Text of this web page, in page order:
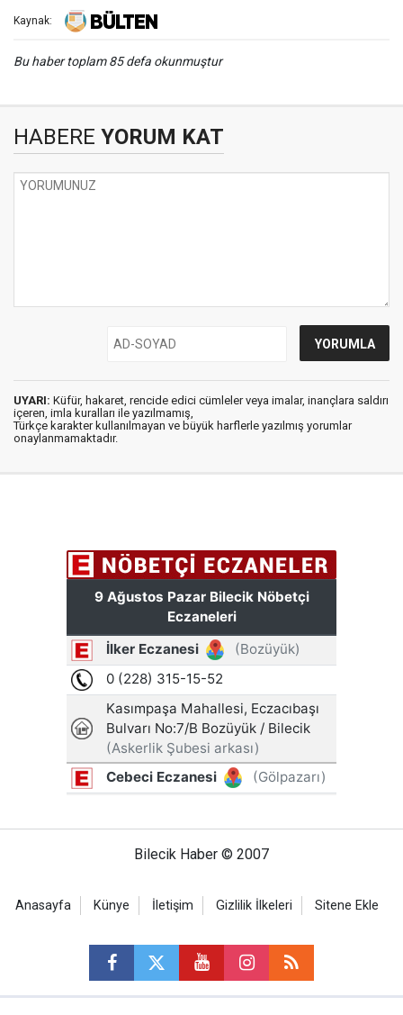
Kaynak:
Bu haber toplam 85 defa okunmuştur
HABERE YORUM KAT
UYARI: Küfür, hakaret, rencide edici cümleler veya imalar, inançlara saldırı
içeren, imla kuralları ile yazılmamış,
Türkçe karakter kullanılmayan ve büyük harflerle yazılmış yorumlar
onaylanmamaktadır.
Bilecik Haber © 2007
Anasayfa Künye İletişim Gizlilik İlkeleri Sitene Ekle